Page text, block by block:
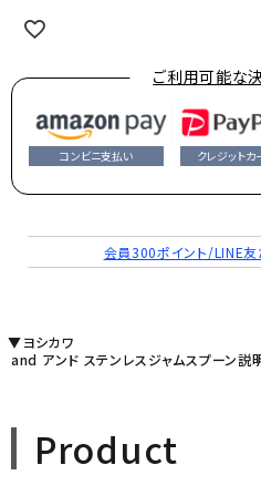
ご利用可能な
コンビニ支払い クレジットカ
会員300ポイント/LINE
▼ヨシカワ
and アンド ステンレスジャムスプー
Product